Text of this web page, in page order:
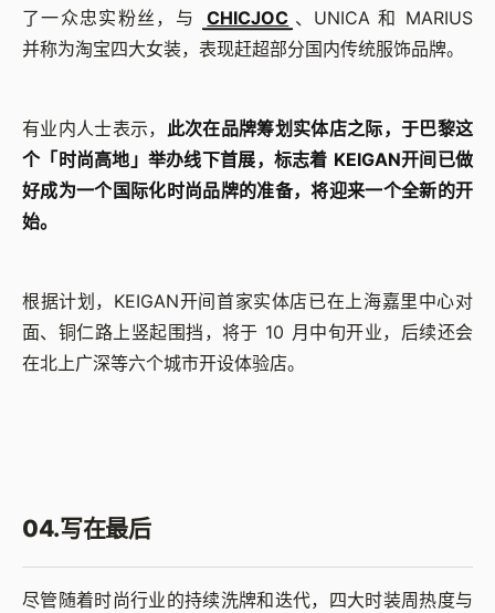
了一众忠实粉丝，与
CHICJOC 、UNICA 和 MARIUS
并称为淘宝四大女装，表现赶超部分国内传统服饰品牌。
有业内人士表示， 此次在品牌筹划实体店之际，于巴黎这
个「时尚高地」举办线下首展，标志着 KEIGAN开间已做
好成为一个国际化时尚品牌的准备，将迎来一个全新的开
始。
根据计划，KEIGAN开间首家实体店已在上海嘉里中心对
面、铜仁路上竖起围挡，将于 10 月中旬开业，后续还会
在北上广深等六个城市开设体验店。
04.写在最后
尽管随着时尚行业的持续洗牌和迭代，四大时装周热度与